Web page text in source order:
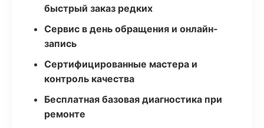
быстрый заказ редких
Сервис в день обращения и онлайн-
запись
Сертифицированные мастера и
контроль качества
Бесплатная базовая диагностика при
ремонте